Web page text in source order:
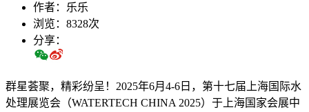
作者：乐乐
浏览：8328次
分享：
群星荟聚，精彩纷呈！2025年6月4-6日，第十七届上海国际水
处理展览会（WATERTECH CHINA 2025）于上海国家会展中